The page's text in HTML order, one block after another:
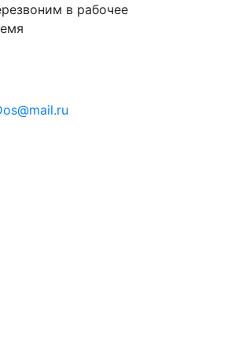
в рабочее